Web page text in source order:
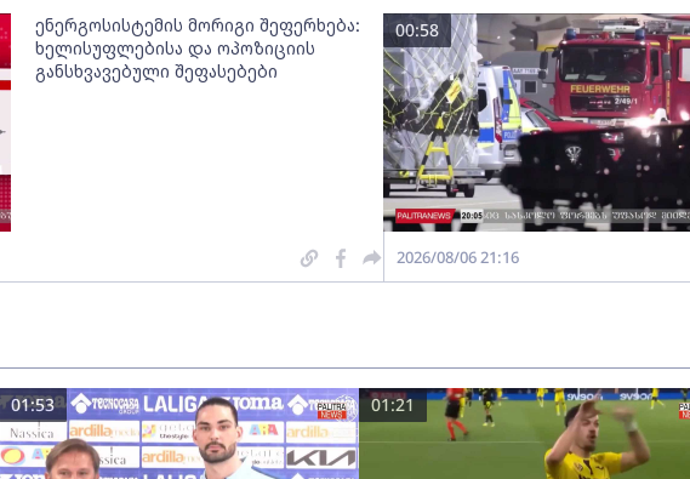
01:53 01:21
ენერგოსისტემის მორიგი შეფერხება:
ხელისუფლებისა და ოპოზიციის
განსხვავებული შეფასებები
00:58
2026/08/06 21:16